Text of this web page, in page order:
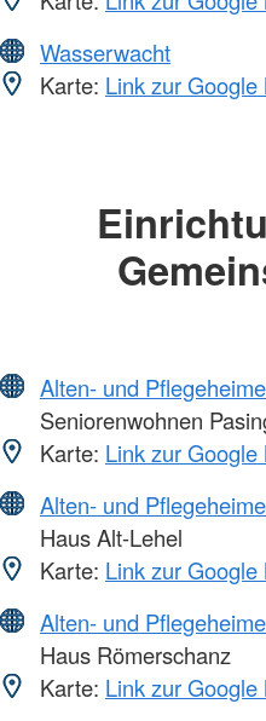
Wasserwacht
Karte: Link zur
Alten- und Pflegeheime
Seniorenwohnen
Karte: Link zur
Alten- und Pflegeheime
Haus Alt-Lehel
Karte: Link zur
Alten- und Pflegeheime
Haus Römerschanz
Karte: Link zur